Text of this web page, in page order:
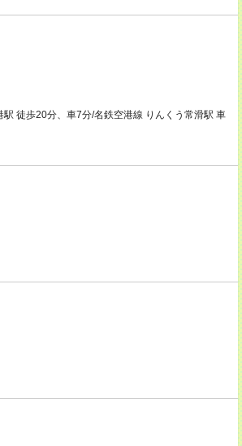
徒歩20分、車7分/名鉄空港線 りんくう常滑駅 車